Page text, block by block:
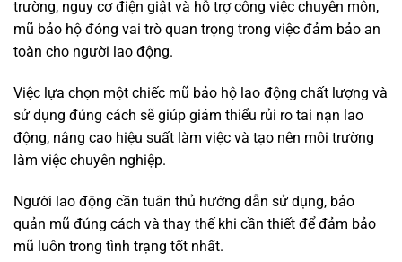
trường, nguy cơ điện giật và hỗ trợ công việc chuyên môn,
mũ bảo hộ đóng vai trò quan trọng trong việc đảm bảo an
toàn cho người lao động.
Việc lựa chọn một chiếc mũ bảo hộ lao động chất lượng và
sử dụng đúng cách sẽ giúp giảm thiểu rủi ro tai nạn lao
động, nâng cao hiệu suất làm việc và tạo nên môi trường
làm việc chuyên nghiệp.
Người lao động cần tuân thủ hướng dẫn sử dụng, bảo
quản mũ đúng cách và thay thế khi cần thiết để đảm bảo
mũ luôn trong tình trạng tốt nhất.